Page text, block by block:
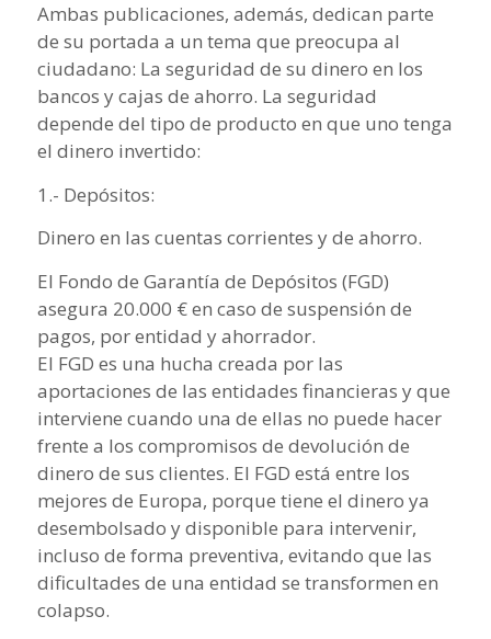
Ambas publicaciones, además, dedican parte
de su portada a un tema que preocupa al
ciudadano: La seguridad de su dinero en los
bancos y cajas de ahorro. La seguridad
depende del tipo de producto en que uno tenga
el dinero invertido:
1.- Depósitos:
Dinero en las cuentas corrientes y de ahorro.
El Fondo de Garantía de Depósitos (FGD)
asegura 20.000 € en caso de suspensión de
pagos, por entidad y ahorrador.
El FGD es una hucha creada por las
aportaciones de las entidades financieras y que
interviene cuando una de ellas no puede hacer
frente a los compromisos de devolución de
dinero de sus clientes. El FGD está entre los
mejores de Europa, porque tiene el dinero ya
desembolsado y disponible para intervenir,
incluso de forma preventiva, evitando que las
dificultades de una entidad se transformen en
colapso.